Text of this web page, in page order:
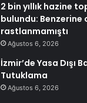
2 bin yıllık hazine
bulundu: Benzerine
rastlanmamıştı
Ağustos 6, 2026
İzmir’de Yasa Dışı
Tutuklama
Ağustos 6, 2026